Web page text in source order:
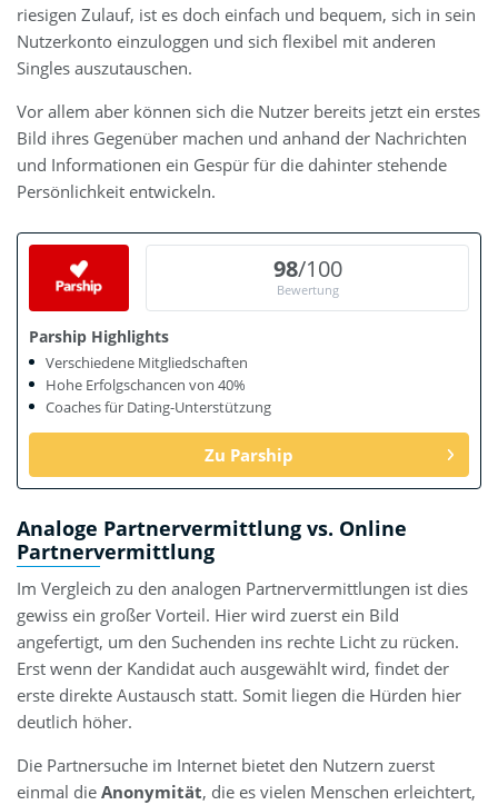
riesigen Zulauf, ist es doch einfach und bequem, sich in sein
Nutzerkonto einzuloggen und sich flexibel mit anderen
Singles auszutauschen.
Vor allem aber können sich die Nutzer bereits jetzt ein erstes
Bild ihres Gegenüber machen und anhand der Nachrichten
und Informationen ein Gespür für die dahinter stehende
Persönlichkeit entwickeln.
98/100
Bewertung
Parship Highlights
Verschiedene Mitgliedschaften
Hohe Erfolgschancen von 40%
Coaches für Dating-Unterstützung
Zu Parship
Analoge Partnervermittlung vs. Online
Partnervermittlung
Im Vergleich zu den analogen Partnervermittlungen ist dies
gewiss ein großer Vorteil. Hier wird zuerst ein Bild
angefertigt, um den Suchenden ins rechte Licht zu rücken.
Erst wenn der Kandidat auch ausgewählt wird, findet der
erste direkte Austausch statt. Somit liegen die Hürden hier
deutlich höher.
Die Partnersuche im Internet bietet den Nutzern zuerst
einmal die Anonymität, die es vielen Menschen erleichtert,